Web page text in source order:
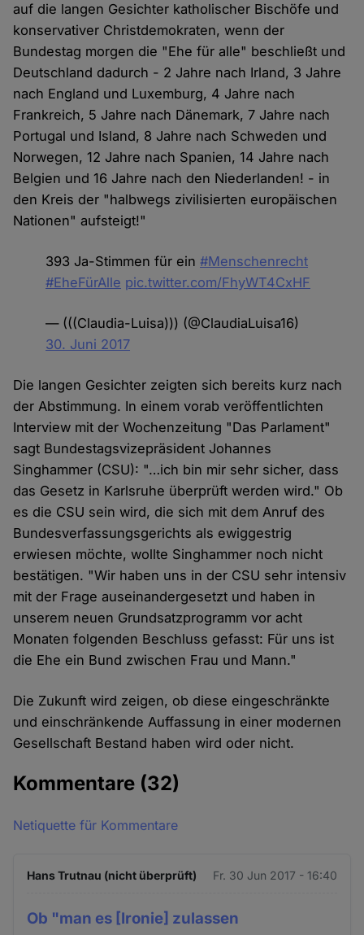
auf die langen Gesichter katholischer Bischöfe und
konservativer Christdemokraten, wenn der
Bundestag morgen die "Ehe für alle" beschließt und
Deutschland dadurch - 2 Jahre nach Irland, 3 Jahre
nach England und Luxemburg, 4 Jahre nach
Frankreich, 5 Jahre nach Dänemark, 7 Jahre nach
Portugal und Island, 8 Jahre nach Schweden und
Norwegen, 12 Jahre nach Spanien, 14 Jahre nach
Belgien und 16 Jahre nach den Niederlanden! - in
den Kreis der "halbwegs zivilisierten europäischen
Nationen" aufsteigt!"
393 Ja-Stimmen für ein#Menschenrecht
#EheFürAlle pic.twitter.com/FhyWT4CxHF
— (((Claudia-Luisa))) (@ClaudiaLuisa16)
30. Juni 2017
Die langen Gesichter zeigten sich bereits kurz nach
der Abstimmung. In einem vorab veröffentlichten
Interview mit der Wochenzeitung "Das Parlament"
sagt Bundestagsvizepräsident Johannes
Singhammer (CSU): "…ich bin mir sehr sicher, dass
das Gesetz in Karlsruhe überprüft werden wird." Ob
es die CSU sein wird, die sich mit dem Anruf des
Bundesverfassungsgerichts als ewiggestrig
erwiesen möchte, wollte Singhammer noch nicht
bestätigen. "Wir haben uns in der CSU sehr intensiv
mit der Frage auseinandergesetzt und haben in
unserem neuen Grundsatzprogramm vor acht
Monaten folgenden Beschluss gefasst: Für uns ist
die Ehe ein Bund zwischen Frau und Mann."
Die Zukunft wird zeigen, ob diese eingeschränkte
und einschränkende Auffassung in einer modernen
Gesellschaft Bestand haben wird oder nicht.
Kommentare (32)
Netiquette für Kommentare
Hans Trutnau (nicht überprüft) Fr. 30 Jun 2017 - 16:40
Ob "man es [Ironie] zulassen